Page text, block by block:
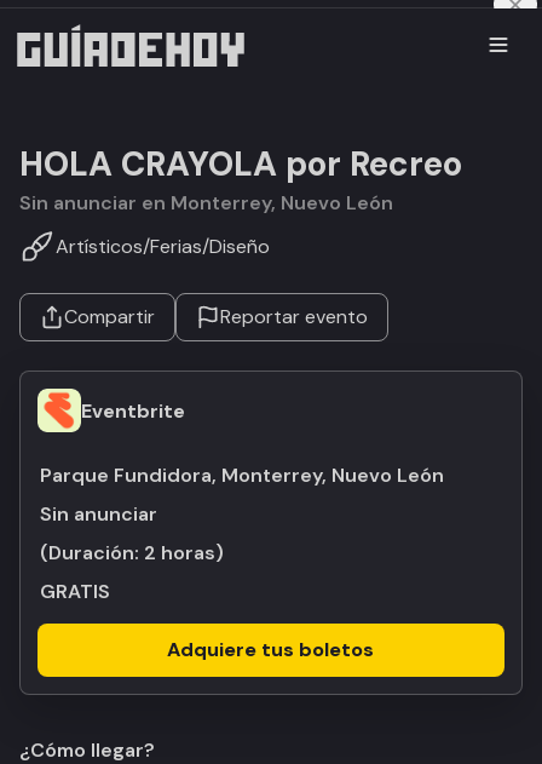
HOLA CRAYOLA por Recreo
Sin anunciar en Monterrey, Nuevo León
Artísticos/Ferias/Diseño
Compartir Reportar evento
Eventbrite
Parque Fundidora, Monterrey, Nuevo León
Sin anunciar
(Duración: 2 horas)
GRATIS
Adquiere tus boletos
¿Cómo llegar?